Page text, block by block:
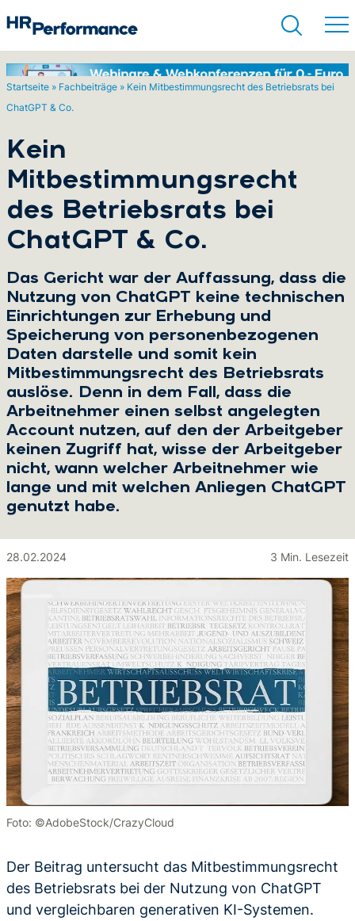
Startseite » Fachbeiträge » Kein Mitbestimmungsrecht des Betriebsrats bei
ChatGPT & Co.
Kein
Mitbestimmungsrecht
des Betriebsrats bei
ChatGPT & Co.
Das Gericht war der Auffassung, dass die
Nutzung von ChatGPT keine technischen
Einrichtungen zur Erhebung und
Speicherung von personenbezogenen
Daten darstelle und somit kein
Mitbestimmungsrecht des Betriebsrats
auslöse. Denn in dem Fall, dass die
Arbeitnehmer einen selbst angelegten
Account nutzen, auf den der Arbeitgeber
keinen Zugriff hat, wisse der Arbeitgeber
nicht, wann welcher Arbeitnehmer wie
lange und mit welchen Anliegen ChatGPT
genutzt habe.
28.02.2024 3 Min. Lesezeit
Foto: ©AdobeStock/CrazyCloud
Der Beitrag untersucht das Mitbestimmungsrecht
des Betriebsrats bei der Nutzung von ChatGPT
und vergleichbaren generativen KI-Systemen.